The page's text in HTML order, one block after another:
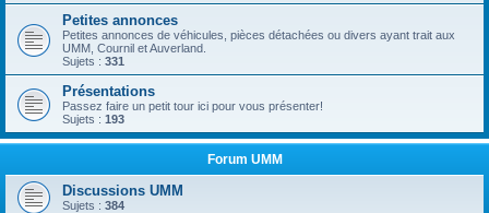
Petites annonces
Petites annonces de véhicules, pièces détachées ou divers ayant trait aux
UMM, Cournil et Auverland.
Sujets : 331
Présentations
Passez faire un petit tour ici pour vous présenter!
Sujets : 193
Forum UMM
Discussions UMM
Sujets : 384